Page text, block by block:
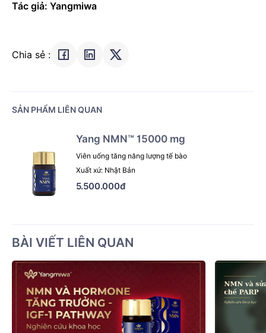
Tác giả: Yangmiwa
Chia sẻ :
SẢN PHẨM LIÊN QUAN
Yang NMN™ 15000 mg
Viên uống tăng năng lượng tế bào
Xuất xứ: Nhật Bản
5.500.000đ
BÀI VIẾT LIÊN QUAN